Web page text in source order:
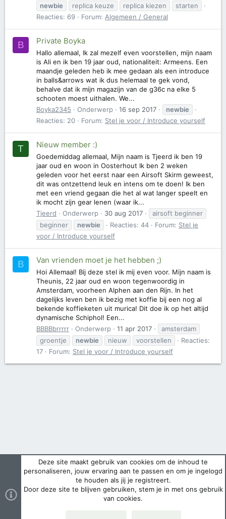
newbie
replica keuze replica kiezen
starten
Reacties: 69
Forum: Algemeen / General
B Private Boyka
Hallo allemaal, Ik zal mezelf even voorstellen, mijn naam
is Ali en ik ben 19 jaar oud, nationaliteit: Armeens. Een
maandje geleden heb ik mee gedaan als een introduce
in balls&arrows wat ik dus helemaal te gek vond,
behalve dat ik mijn magazijn van de g36c na elke 5
schooten moest uithalen. We...
Boyka2345
Onderwerp 16 sep 2017
newbie
Reacties: 20
Forum: Stel je voor / Introduce yourself
T Nieuw member :)
Goedemiddag allemaal, Mijn naam is Tjeerd ik ben 19
jaar oud en woon in Oosterhout Ik ben 2 weken
geleden voor het eerst naar een Airsoft Skirm geweest,
dit was ontzettend leuk en intens om te doen! Ik ben
met een vriend gegaan die het al wat langer speelt en
ik mocht zijn gear lenen (waar ik...
Tjeerd
Onderwerp 30 aug 2017
airsoft beginner
beginner
newbie Reacties: 44 Forum: Stel je
voor / Introduce yourself
B Van vrienden moet je het hebben ;)
Hoi Allemaal! Bij deze stel ik mij even voor. Mijn naam is
Theunis, 22 jaar oud en woon tegenwoordig in
Amsterdam, voorheen Alphen aan den Rijn. In het
dagelijks leven ben ik bezig met koffie bij een nog al
bekende koffieketen uit murica! Dit doe ik op het altijd
dynamische Schiphol! Een...
BBBBbrrrrr
Onderwerp 11 apr 2017
amsterdam
groentje
newbie nieuw voorstellen
Reacties:
17
Forum: Stel je voor / Introduce yourself
Deze site maakt gebruik van cookies om de inhoud te
personaliseren, jouw ervaring aan te passen en om je ingelogd
te houden als jij je registreert.
Door deze site te blijven gebruiken, stem je in met ons gebruik
van cookies.